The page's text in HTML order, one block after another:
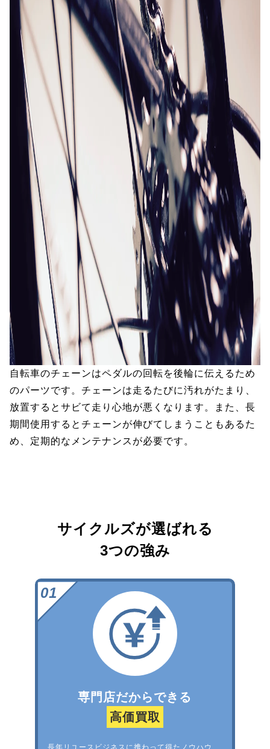
自転車のチェーンはペダルの回転を後輪に伝えるため
のパーツです。チェーンは走るたびに汚れがたまり、
放置するとサビて走り心地が悪くなります。また、長
期間使用するとチェーンが伸びてしまうこともあるた
め、定期的なメンテナンスが必要です。
サイクルズが選ばれる
3つの強み
専門店だからできる
高価買取